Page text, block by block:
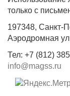
только с
197348, Санкт-
Аэродромная
Тел: +7 (812)
info@magss.ru